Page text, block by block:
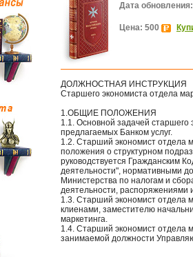
Дата обновления:
Цена: 500
ДОЛЖНОСТНАЯ ИНСТРУКЦИЯ
Старшего экономиста отдела
1.ОБЩИЕ ПОЛОЖЕНИЯ
1.1. Основной задачей старшего
предлагаемых Банком услуг.
1.2. Старший экономист отдела
положения о структурном
руководствуется Гражданским
деятельности", нормативными
Министерства по налогам и
деятельности, распоряжениями
1.3. Старший экономист отдела
клиенами, заместителю
маркетинга.
1.4. Старший экономист отдела
занимаемой должности